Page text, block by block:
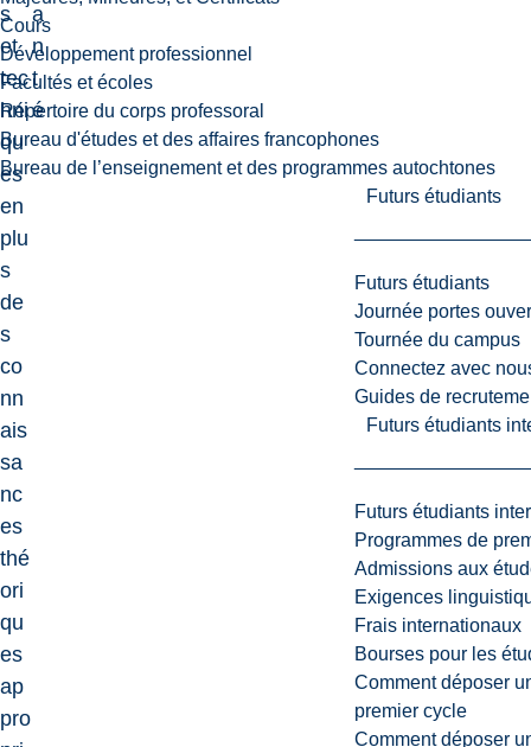
Cours
Développement professionnel
Facultés et écoles
Répertoire du corps professoral
Bureau d'études et des affaires francophones
Bureau de l’enseignement et des programmes autochtones
Futurs étudiants
Futurs étudiants
Journée portes
Tournée du campus
Connectez avec
Guides de
Futurs étudiants
Futurs étudiants
Programmes de
Admissions aux
Exigences
Frais internationaux
Bourses pour les
Comment déposer
premier cycle
Comment déposer
s
et
tec
hni
qu
es
en
plu
s
de
s
co
nn
ais
sa
nc
es
thé
ori
qu
es
ap
pro
a
n
t
é